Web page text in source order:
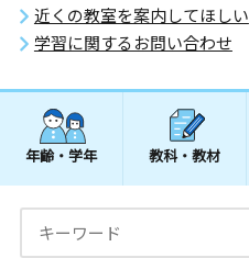
近くの教室を案内してほしい
学習に関するお問い合わせ
年齢・学年 教科・教材